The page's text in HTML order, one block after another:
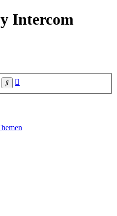
Intercom
Suche